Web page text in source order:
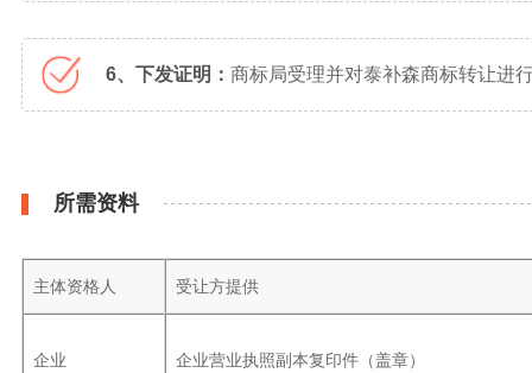
6、下发证明： 商标局受理并对泰补森商标转让进
所需资料
主体资格人 受让方提供
企业 企业营业执照副本复印件（盖章）